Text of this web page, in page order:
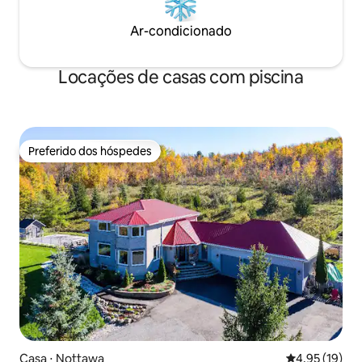
Ar-condicionado
Locações de casas com piscina
Preferido dos hóspedes
Preferido dos hóspedes
Casa ⋅ Nottawa 4,95 de uma
4,95 (19)